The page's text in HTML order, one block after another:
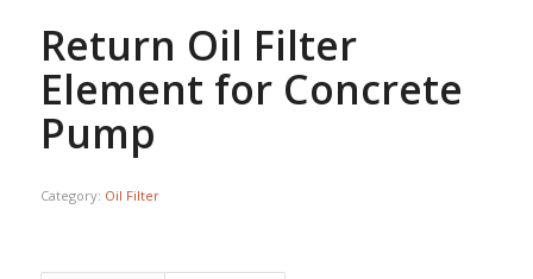
Return Oil Filter
Element for Concrete
Pump
Category: Oil Filter